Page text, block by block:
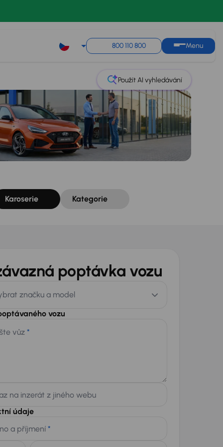
800 110 800 Menu
Použít AI vyhledávání
Karoserie Kategorie
poptávka vozu
značku a model
vozu
vůz *
na inzerát z jiného webu
údaje
a příjmení *